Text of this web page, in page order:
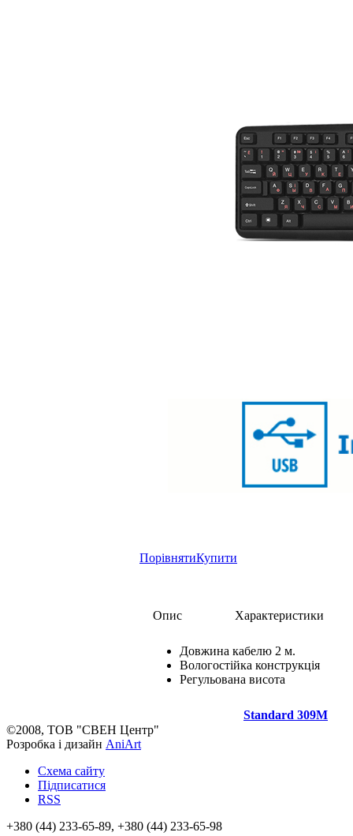
ПорівнятиКупити
Опис Характеристики
Довжина кабелю 2 м.
Вологостійка конструкція
Регульована висота
Standard 309M
©2008, ТОВ "СВЕН Центр"
Розробка і дизайн AniArt
Схема сайту
Підписатися
RSS
+380 (44) 233-65-89, +380 (44) 233-65-98